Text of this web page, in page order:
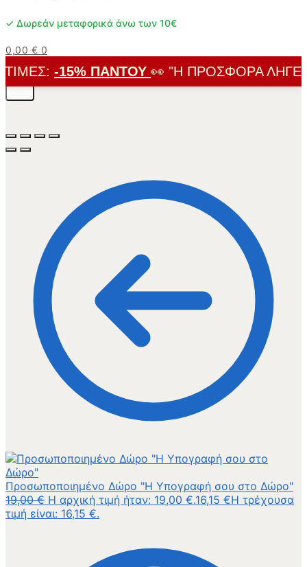
✓ Δωρεάν μεταφορικά άνω των 10€
0,00 € 0
-15% ΠΑΝΤΟΎ👀 "Η ΠΡΟΣΦΟΡΆ ΛΉΓΕΙ
Προσωποποιημένο Δώρο "Η Υπογραφή σου στο Δώρο"
19,00€ Η αρχική τιμή ήταν: 19,00 €.16,15 €Η τρέχουσα
τιμή είναι: 16,15 €.